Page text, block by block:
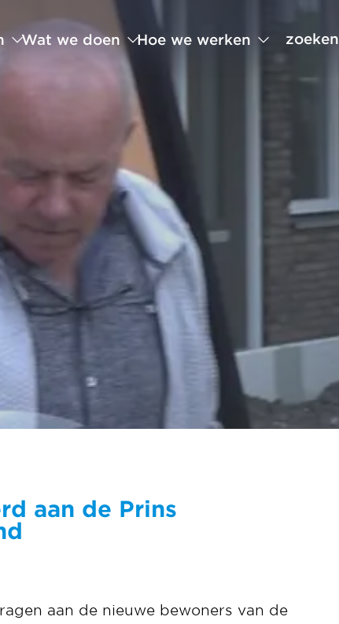
zoeken
Wat we doen Hoe we werken
aan de Prins
aan de nieuwe bewoners van de